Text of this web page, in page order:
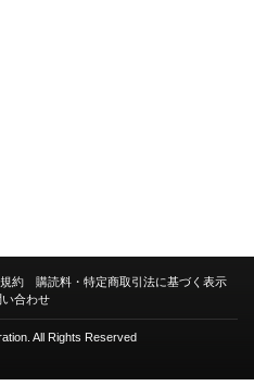
約
購読料・特定商取引法に基づく表示
い合わせ
All Rights Reserved